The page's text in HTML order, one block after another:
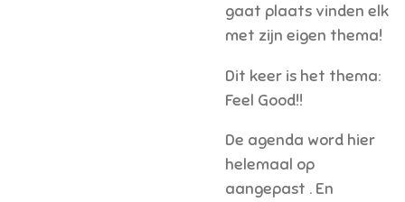
gaat plaats vinden elk
met zijn eigen thema!
Dit keer is het thema:
Feel Good!!
De agenda word hier
helemaal op
aangepast . En